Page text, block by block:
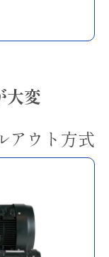
大変
アウト方式